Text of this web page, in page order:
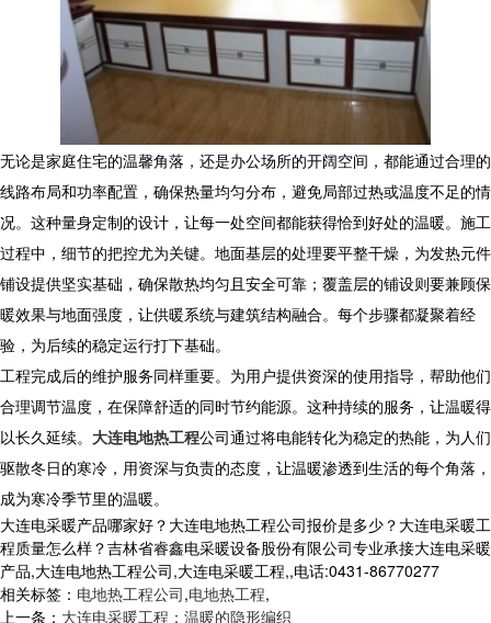
无论是家庭住宅的温馨角落，还是办公场所的开阔空间，都能通过合理的
线路布局和功率配置，确保热量均匀分布，避免局部过热或温度不足的情
况。这种量身定制的设计，让每一处空间都能获得恰到好处的温暖。施工
过程中，细节的把控尤为关键。地面基层的处理要平整干燥，为发热元件
铺设提供坚实基础，确保散热均匀且安全可靠；覆盖层的铺设则要兼顾保
暖效果与地面强度，让供暖系统与建筑结构融合。每个步骤都凝聚着经
验，为后续的稳定运行打下基础。
工程完成后的维护服务同样重要。为用户提供资深的使用指导，帮助他们
合理调节温度，在保障舒适的同时节约能源。这种持续的服务，让温暖得
以长久延续。 大连电地热工程公司通过将电能转化为稳定的热能，为人们
驱散冬日的寒冷，用资深与负责的态度，让温暖渗透到生活的每个角落，
成为寒冷季节里的温暖。
大连电采暖产品哪家好？大连电地热工程公司报价是多少？大连电采暖工
程质量怎么样？吉林省睿鑫电采暖设备股份有限公司专业承接大连电采暖
产品,大连电地热工程公司,大连电采暖工程,,电话:0431-86770277
相关标签： 电地热工程公司,电地热工程,
上一条： 大连电采暖工程：温暖的隐形编织